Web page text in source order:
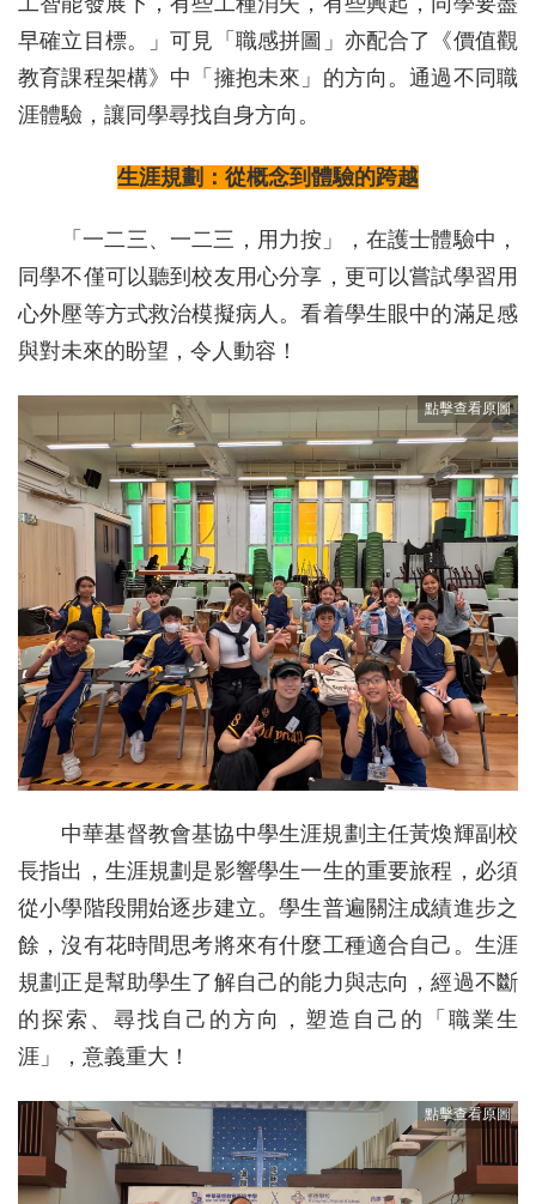
早確立目標。」可見「職感拼圖」亦配合了《價值觀
教育課程架構》中「擁抱未來」的方向。通過不同職
涯體驗，讓同學尋找自身方向。
生涯規劃：從概念到體驗的跨越
「一二三、一二三，用力按」，在護士體驗中，
同學不僅可以聽到校友用心分享，更可以嘗試學習用
心外壓等方式救治模擬病人。看着學生眼中的滿足感
與對未來的盼望，令人動容！
中華基督教會基協中學生涯規劃主任黃煥輝副校
長指出，生涯規劃是影響學生一生的重要旅程，必須
從小學階段開始逐步建立。學生普遍關注成績進步之
餘，沒有花時間思考將來有什麼工種適合自己。生涯
規劃正是幫助學生了解自己的能力與志向，經過不斷
的探索、尋找自己的方向，塑造自己的「職業生
涯」，意義重大！